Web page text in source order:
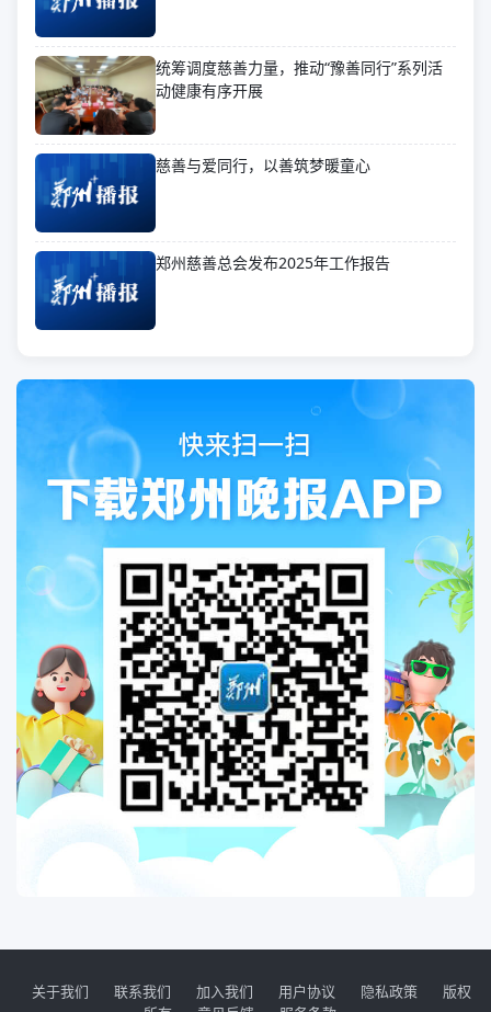
统筹调度慈善力量，推动“豫善同行”系列活
动健康有序开展
慈善与爱同行，以善筑梦暖童心
郑州慈善总会发布2025年工作报告
关于我们 联系我们 加入我们 用户协议 隐私政策
版权